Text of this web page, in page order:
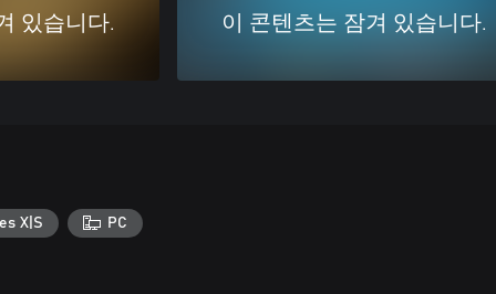
있습니다. 이 콘텐츠는 잠겨 있습니다.
X|S PC